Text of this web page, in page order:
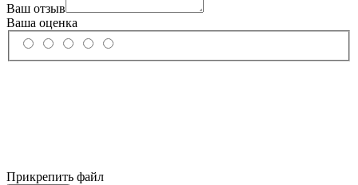
Ваш отзыв
Ваша оценка
Прикрепить файл